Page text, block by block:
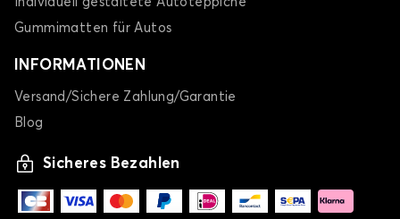
Gummimatten für Autos
INFORMATIONEN
Versand/Sichere Zahlung/Garantie
Blog
Sicheres Bezahlen